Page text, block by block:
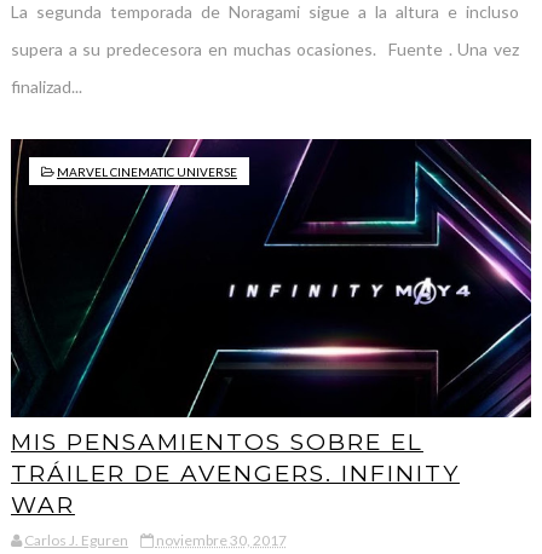
La segunda temporada de Noragami sigue a la altura e incluso
supera a su predecesora en muchas ocasiones. Fuente . Una vez
finalizad...
MARVEL CINEMATIC UNIVERSE
MIS PENSAMIENTOS SOBRE EL
TRÁILER DE AVENGERS. INFINITY
WAR
Carlos J. Eguren noviembre 30, 2017